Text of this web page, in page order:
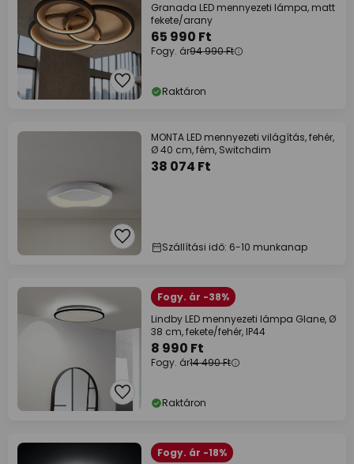
Granada LED mennyezeti lámpa, matt
fekete/arany
65 990 Ft
Fogy. ár94 990 Ft
Raktáron
MONTA LED mennyezeti világítás, fehér,
Ø 40 cm, fém, Switchdim
38 074 Ft
Szállítási idő: 6-10 munkanap
Fogy. ár -38%
Lindby LED mennyezeti lámpa Glane, Ø
38 cm, fekete/fehér, IP44
8 990 Ft
Fogy. ár14 490 Ft
Raktáron
Fogy. ár -18%